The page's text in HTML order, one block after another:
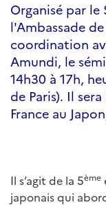
Organisé par
l'Ambassade
coordination
Amundi, le
14h30 à 17h,
de Paris). Il
France au
Il s’agit de la 5ème
japonais qui